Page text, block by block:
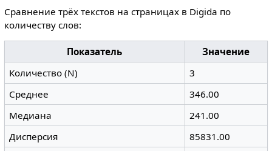
Сравнение трёх текстов на страницах в Digida по
количеству слов:
Показатель
Значение
Количество (N)
3
Среднее
346.00
Медиана
241.00
Дисперсия
85831.00